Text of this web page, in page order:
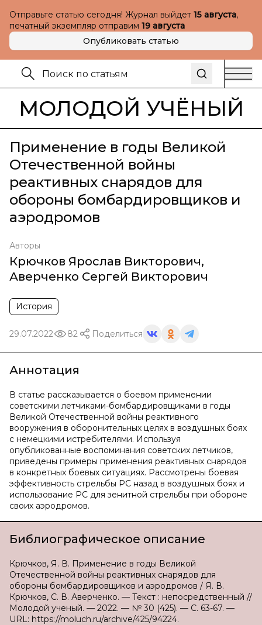
Отправьте статью сегодня! Журнал выйдет 15 августа,
печатный экземпляр отправим 19 августа
Опубликовать статью
МОЛОДОЙ УЧЁНЫЙ
Применение в годы Великой
Отечественной войны
реактивных снарядов для
обороны бомбардировщиков и
аэродромов
Авторы
Крючков Ярослав Викторович,
Аверченко Сергей Викторович
История
29.07.2022 82 Поделиться
Аннотация
В статье рассказывается о боевом применении
советскими летчиками-бомбардировщиками в годы
Великой Отечественной войны реактивного
вооружения в оборонительных целях в воздушных боях
с немецкими истребителями. Используя
опубликованные воспоминания советских летчиков,
приведены примеры применения реактивных снарядов
в конкретных боевых ситуациях. Рассмотрены боевая
эффективность стрельбы РС назад в воздушных боях и
использование РС для зенитной стрельбы при обороне
своих аэродромов.
Библиографическое описание
Крючков, Я. В. Применение в годы Великой
Отечественной войны реактивных снарядов для
обороны бомбардировщиков и аэродромов / Я. В.
Крючков, С. В. Аверченко. — Текст : непосредственный //
Молодой ученый. — 2022. — № 30 (425). — С. 63-67. —
URL: https://moluch.ru/archive/425/94224.